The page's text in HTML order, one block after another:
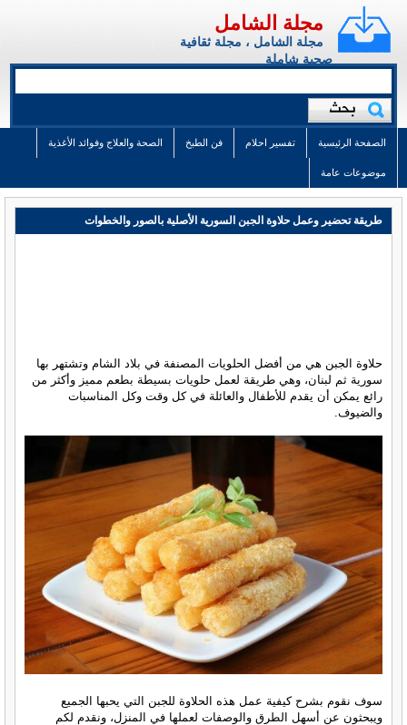
مجلة الشامل
مجلة الشامل ، مجلة ثقافية
صحية شاملة
الصفحة الرئيسية تفسير احلام فن الطبخ الصحة والعلاج وفوائد الأغذية
موضوعات عامة
طريقة تحضير وعمل حلاوة الجبن السورية الأصلية بالصور والخطوات
حلاوة الجبن هي من أفضل الحلويات المصنفة في بلاد الشام وتشتهر بها
سورية ثم لبنان، وهي طريقة لعمل حلويات بسيطة بطعم مميز وأكثر من
رائع يمكن أن يقدم للأطفال والعائلة في كل وقت وكل المناسبات
والضيوف.
سوف نقوم بشرح كيفية عمل هذه الحلاوة للجبن التي يحبها الجميع
ويبحثون عن أسهل الطرق والوصفات لعملها في المنزل، ونقدم لكم